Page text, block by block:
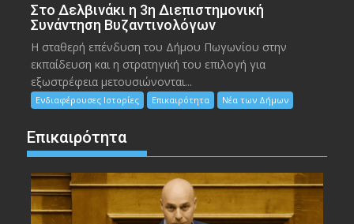
Στο Δελβινάκι η 3η Διεπιστημονική
Συνάντηση Βυζαντινολόγων
Η σταθερή επένδυση του Δήμου Πωγωνίου στην
εκπαίδευση και η στρατηγική του επιλογή για
εξωστρέφεια μετουσιώνονται...
Ενδιαφέρουσες Ιστορίες Επικαιρότητα Νέα των Δήμων
Επικαιρότητα